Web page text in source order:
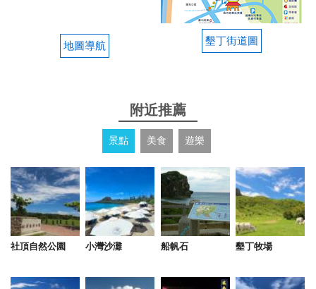
from google
音！ 只是在line已經有告知有嬰兒所以需要消毒鍋及
澡盆！但是到了他也沒放房間要我們自己搬上去樓
上！這點讓我覺得很扣分！ 沐浴用品廁所有沐浴乳跟
from google
2024-09-10 14:18:44
常”乾淨，有認真維護，並且還有電梯，適合攜帶大件
地圖導航 墾丁街道圖
附近推薦
景點 美食 遊樂
社頂自然公園 小灣沙灘 船帆石 墾丁牧場